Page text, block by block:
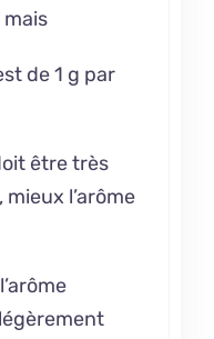
mais
de 1 g par
être très
l’arôme